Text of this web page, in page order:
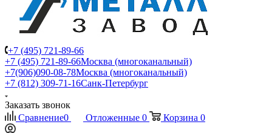
+7 (495) 721-89-66
+7 (495) 721-89-66Москва (многоканальный)
+7(906)090-08-78Москва (многоканальный)
+7 (812) 309-71-16Санк-Петербург
Заказать звонок
Сравнение0 Отложенные 0 Корзина 0